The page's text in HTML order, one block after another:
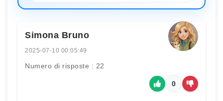
Simona Bruno
2025-07-10 00:05:49
Numero di risposte : 22
0